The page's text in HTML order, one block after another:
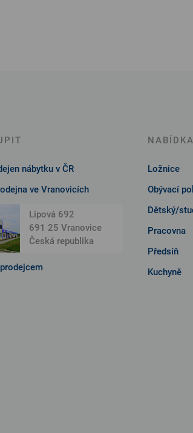
nábytku v ČR
ve Vranovicích
Lipová 692
691 25 Vranovice
Česká republika
Ložnice
Obývací
Dětský/
Pracovna
Předsíň
Kuchyně